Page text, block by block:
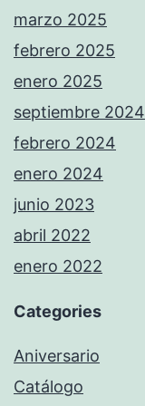
marzo 2025
febrero 2025
enero 2025
septiembre 2024
febrero 2024
enero 2024
junio 2023
abril 2022
enero 2022
Categories
Aniversario
Catálogo